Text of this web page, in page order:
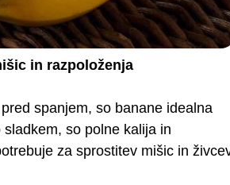
in razpoloženja
spanjem, so banane idealna
so polne kalija in
za sprostitev mišic in